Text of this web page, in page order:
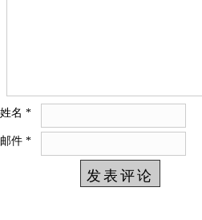
姓名 *
邮件 *